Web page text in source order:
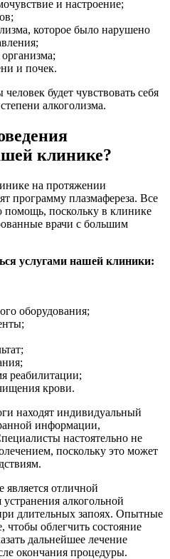
и настроение;
которое было нарушено
и почек.
будет чувствовать себя
алкоголизма.
клинике?
на протяжении
программу плазмафереза. Все
поскольку в клинике
врачи с большим
услугами нашей клиники:
оборудования;
реабилитации;
крови.
находят индивидуальный
информации,
настоятельно не
поскольку это может
является отличной
алкогольной
длительных запоях. Опытные
чтобы облегчить состояние
дальнейшее лечение
окончания процедуры.